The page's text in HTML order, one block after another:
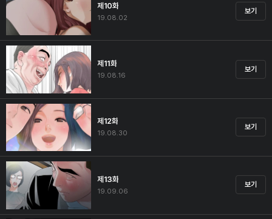
제10화
19.08.02
보기
제11화
19.08.16
보기
제12화
19.08.30
보기
제13화
19.09.06
보기